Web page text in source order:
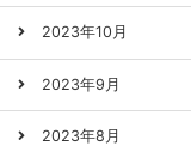
2023年10月
2023年9月
2023年8月